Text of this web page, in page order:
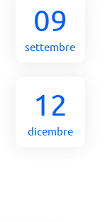
09
settembre
12
dicembre